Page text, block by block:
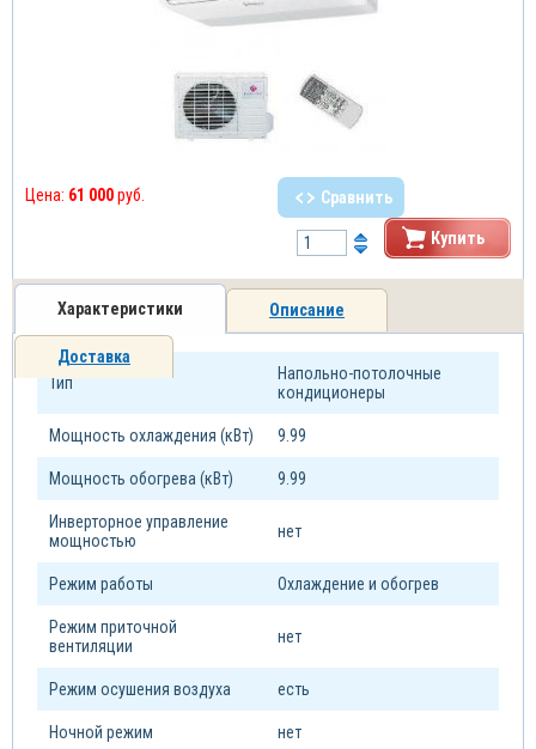
Цена: 61 000руб. Сравнить
Купить
Характеристики Описание
Доставка
Тип
Напольно-потолочные
кондиционеры
Мощность охлаждения (кВт) 9.99
Мощность обогрева (кВт) 9.99
Инверторное управление
мощностью
нет
Режим работы Охлаждение и обогрев
Режим приточной
вентиляции
нет
Режим осушения воздуха есть
Ночной режим нет